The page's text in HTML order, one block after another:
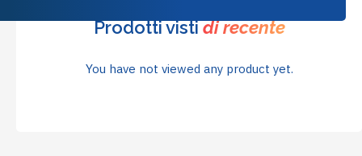
Prodotti vistidi recente
You have not viewed any product yet.